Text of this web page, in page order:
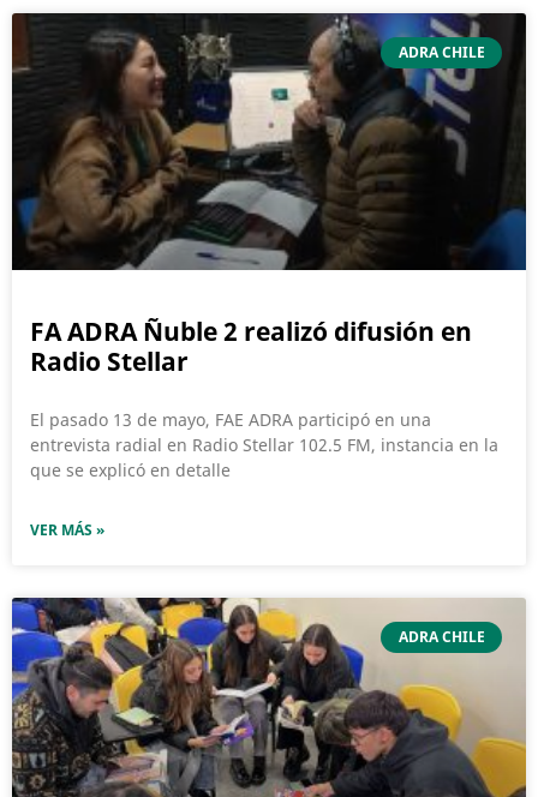
ADRA CHILE
FA ADRA Ñuble 2 realizó difusión en
Radio Stellar
El pasado 13 de mayo, FAE ADRA participó en una
entrevista radial en Radio Stellar 102.5 FM, instancia en la
que se explicó en detalle
VER MÁS »
ADRA CHILE